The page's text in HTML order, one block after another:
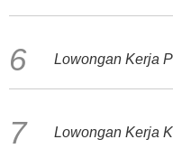
Lowongan Kerja
Lowongan Kerja